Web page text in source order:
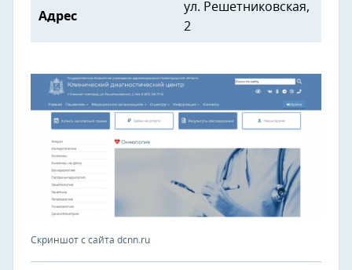
Адрес
ул. Решетниковская,
2
Скриншот с сайта dcnn.ru